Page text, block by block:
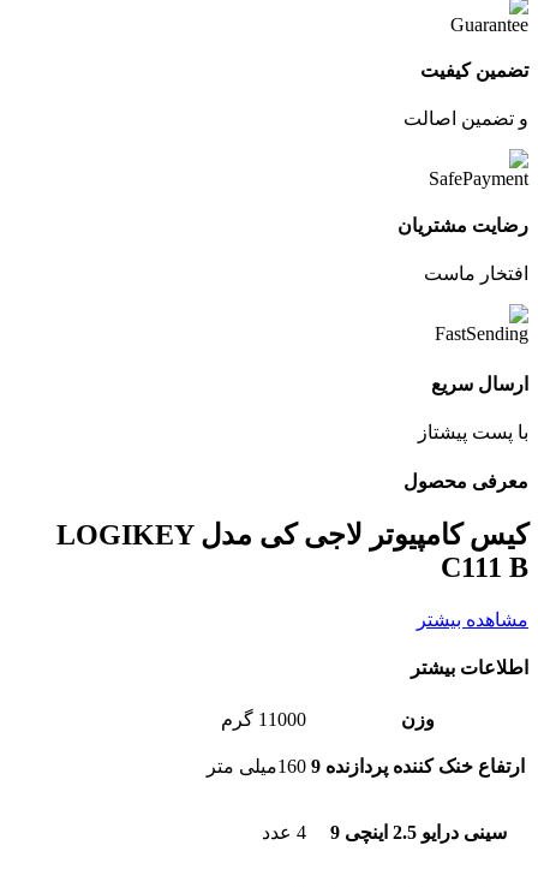
تضمین کیفیت
و تضمین اصالت
رضایت مشتریان
افتخار ماست
ارسال سریع
با پست پیشتاز
معرفی محصول
کیس کامپیوتر لاجی کی مدل LOGIKEY
C111 B
مشاهده بیشتر
اطلاعات بیشتر
وزن 11000 گرم
ارتفاع خنک کننده پردازنده 9 160میلی متر
سینی درایو 2.5 اینچی 9 4 عدد